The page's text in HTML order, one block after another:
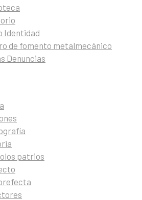
Identidad
de fomento metalmecánico
Denuncias
patrios